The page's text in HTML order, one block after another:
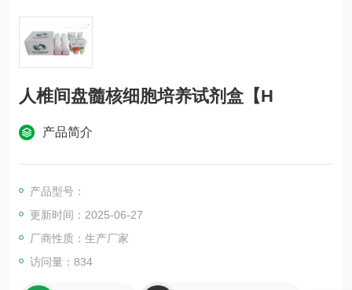
人椎间盘髓核细胞培养试剂盒【H
产品简介
产品型号：
更新时间：2025-06-27
厂商性质：生产厂家
访问量：834